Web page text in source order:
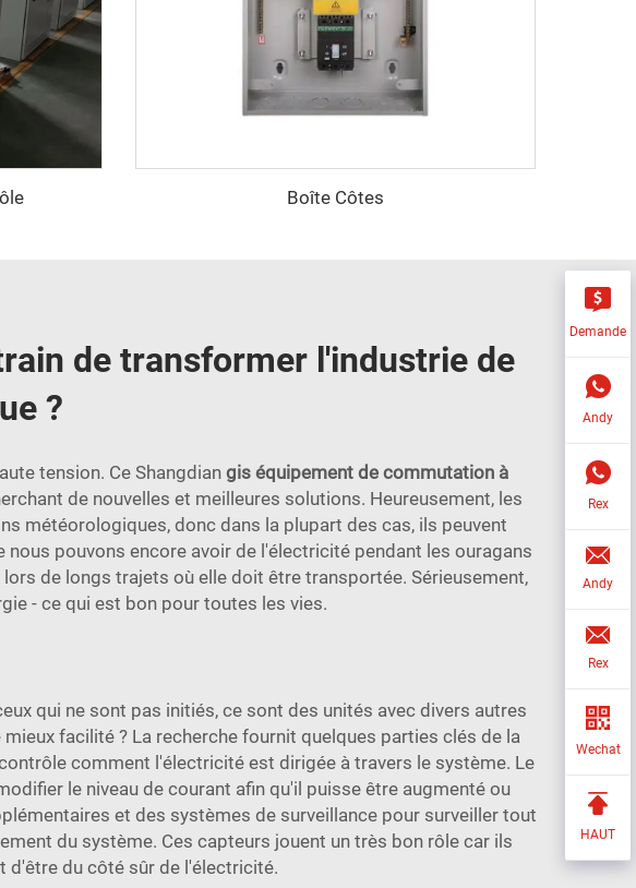
Boîte Côtes
de transformer l'industrie de
?
tension. Ce Shangdian gis équipement de commutation à
de nouvelles et meilleures solutions. Heureusement, les
météorologiques, donc dans la plupart des cas, ils peuvent
pouvons encore avoir de l'électricité pendant les ouragans
de longs trajets où elle doit être transportée. Sérieusement,
- ce qui est bon pour toutes les vies.
qui ne sont pas initiés, ce sont des unités avec divers autres
facilité ? La recherche fournit quelques parties clés de la
comment l'électricité est dirigée à travers le système. Le
le niveau de courant afin qu'il puisse être augmenté ou
et des systèmes de surveillance pour surveiller tout
du système. Ces capteurs jouent un très bon rôle car ils
d'être du côté sûr de l'électricité.
Demande
Andy
Rex
Andy
Rex
Wechat
HAUT